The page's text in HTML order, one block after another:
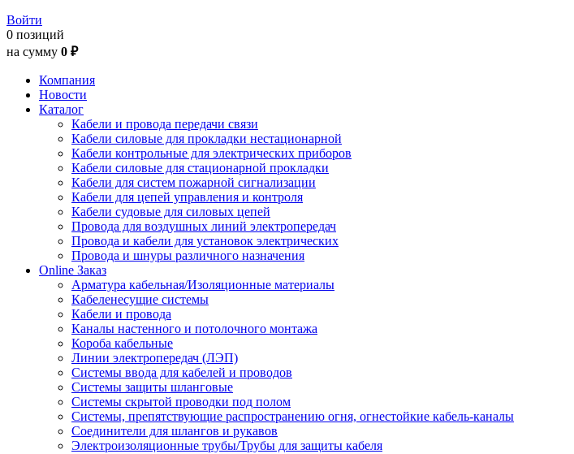
Войти
0 позиций
на сумму 0 ₽
Компания
Новости
Каталог
Кабели и провода передачи связи
Кабели силовые для прокладки нестационарной
Кабели контрольные для электрических приборов
Кабели силовые для стационарной прокладки
Кабели для систем пожарной сигнализации
Кабели для цепей управления и контроля
Кабели судовые для силовых цепей
Провода для воздушных линий электропередач
Провода и кабели для установок электрических
Провода и шнуры различного назначения
Online Заказ
Арматура кабельная/Изоляционные материалы
Кабеленесущие системы
Кабели и провода
Каналы настенного и потолочного монтажа
Короба кабельные
Линии электропередач (ЛЭП)
Системы ввода для кабелей и проводов
Системы защиты шланговые
Системы скрытой проводки под полом
Системы, препятствующие распространению огня, огнестойкие кабель-каналы
Соединители для шлангов и рукавов
Электроизоляционные трубы/Трубы для защиты кабеля